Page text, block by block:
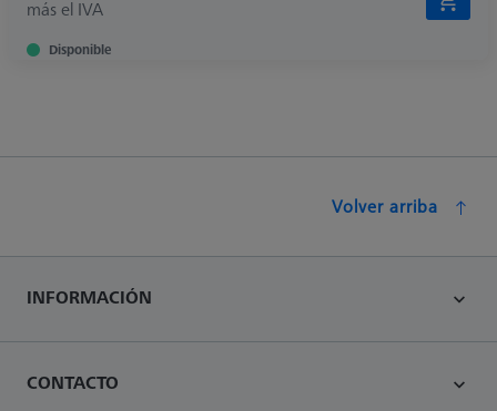
más el IVA
Disponible
Volver arriba
INFORMACIÓN
CONTACTO